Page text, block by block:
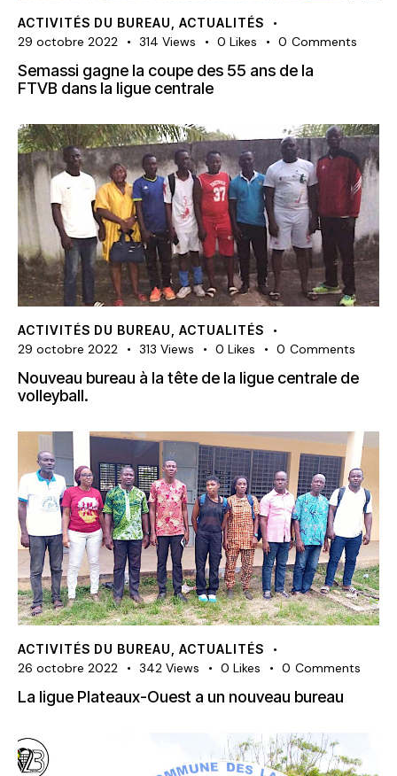
ACTIVITÉS DU BUREAU ACTUALITÉS
29 octobre 2022 314 Views 0 Likes 0 Comments
Semassi gagne la coupe des 55 ans de la
FTVB dans la ligue centrale
ACTIVITÉS DU BUREAU ACTUALITÉS
29 octobre 2022 313 Views 0 Likes 0 Comments
Nouveau bureau à la tête de la ligue centrale de
volleyball.
ACTIVITÉS DU BUREAU ACTUALITÉS
26 octobre 2022 342 Views 0 Likes 0 Comments
La ligue Plateaux-Ouest a un nouveau bureau